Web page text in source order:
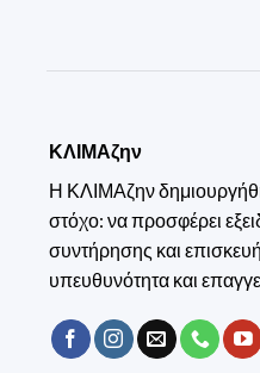
ΚΛΙΜΑζην
Η ΚΛΙΜΑζην
στόχο: να προσφέρει
συντήρησης και
υπευθυνότητα και